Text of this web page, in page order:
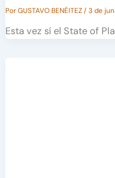
PorGUSTAVO BENÉITEZ/3 de
Esta vez sí el State of